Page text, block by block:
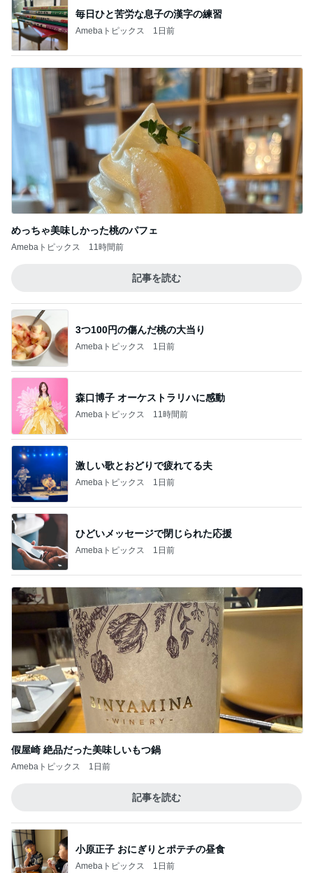
毎日ひと苦労な息子の漢字の練習
Amebaトピックス 1日前
めっちゃ美味しかった桃のパフェ
Amebaトピックス 11時間前
記事を読む
3つ100円の傷んだ桃の大当り
Amebaトピックス 1日前
森口博子 オーケストラリハに感動
Amebaトピックス 11時間前
激しい歌とおどりで疲れてる夫
Amebaトピックス 1日前
ひどいメッセージで閉じられた応援
Amebaトピックス 1日前
假屋崎 絶品だった美味しいもつ鍋
Amebaトピックス 1日前
記事を読む
小原正子 おにぎりとポテチの昼食
Amebaトピックス 1日前